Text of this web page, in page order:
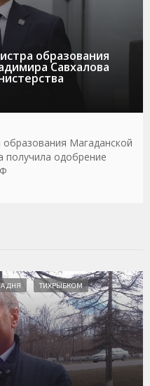
образования
Савхалова
Магаданской
получила одобрение
ДНЯ ТИХРЫБКОМ